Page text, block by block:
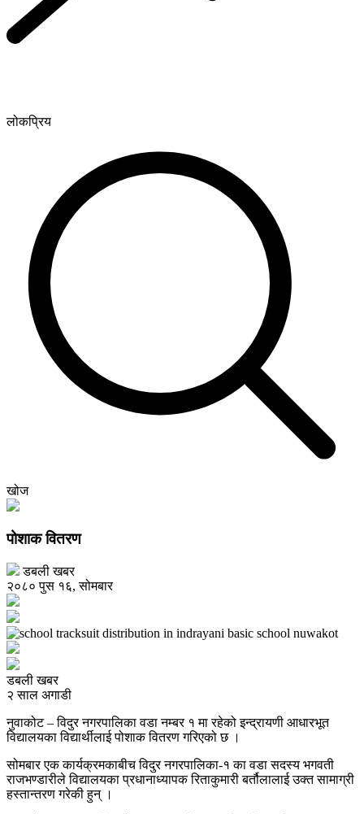
लोकप्रिय
खोज
पोशाक वितरण
डबली खबर
२०८० पुस १६, सोमबार
डबली खबर
२ साल अगाडी
नुवाकोट – विदुर नगरपालिका वडा नम्बर १ मा रहेको इन्द्रायणी आधारभूत
विद्यालयका विद्यार्थीलाई पोशाक वितरण गरिएको छ ।
सोमबार एक कार्यक्रमकाबीच विदुर नगरपालिका-१ का वडा सदस्य भगवती
राजभण्डारीले विद्यालयका प्रधानाध्यापक रिताकुमारी बर्तौलालाई उक्त सामाग्री
हस्तान्तरण गरेकी हुन् ।